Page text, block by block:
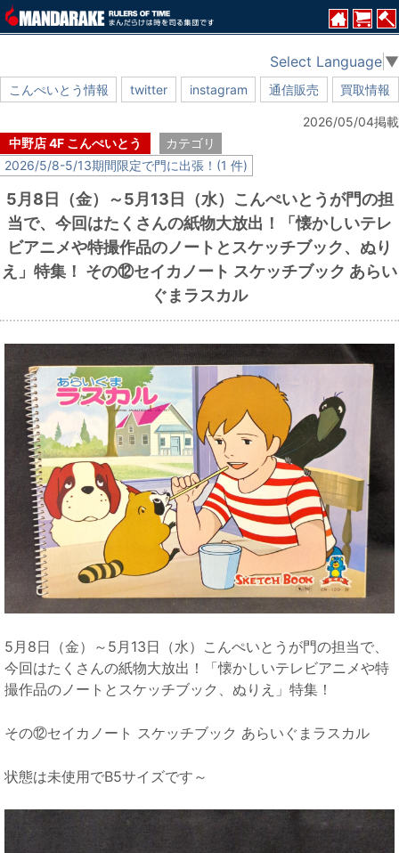
こんぺいとう情報 twitter instagram 通信販売 買取情報
Select Language ▼
中野店 4F こんぺいとう
カテゴリ
2026/5/8-5/13期間限定で門に出張！(1 件)
2026/05/04掲載
5月8日（金）～5月13日（水）こんぺいとうが門の担
当で、今回はたくさんの紙物大放出！「懐かしいテレ
ビアニメや特撮作品のノートとスケッチブック、ぬり
え」特集！ その⑫セイカノート スケッチブック あらい
ぐまラスカル
5月8日（金）～5月13日（水）こんぺいとうが門の担当で、
今回はたくさんの紙物大放出！「懐かしいテレビアニメや特
撮作品のノートとスケッチブック、ぬりえ」特集！
その⑫セイカノート スケッチブック あらいぐまラスカル
状態は未使用でB5サイズです～